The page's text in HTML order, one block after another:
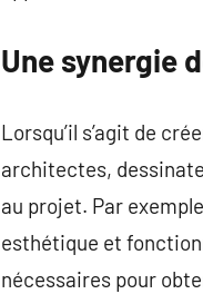
Une synergie
Lorsqu’il s’agit de
architectes,
au projet. Par
esthétique et
nécessaires pour